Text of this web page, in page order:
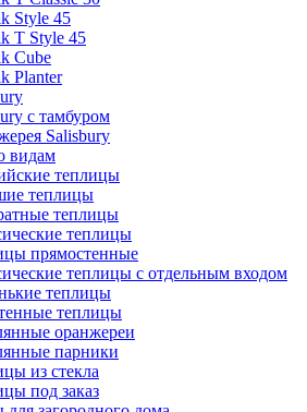
Style 45
Т Style 45
Cube
Planter
с тамбуром
Salisbury
видам
теплицы
теплицы
теплицы
теплицы
прямостенные
теплицы с отдельным входом
теплицы
теплицы
оранжереи
парники
из стекла
под заказ